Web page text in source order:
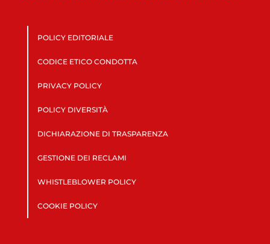
POLICY EDITORIALE
CODICE ETICO CONDOTTA
PRIVACY POLICY
POLICY DIVERSITÀ
DICHIARAZIONE DI TRASPARENZA
GESTIONE DEI RECLAMI
WHISTLEBLOWER POLICY
COOKIE POLICY